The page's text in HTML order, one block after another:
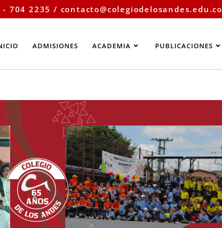
- 704 2235 / contacto@colegiodelosandes.edu.co
ADMISIONES ACADEMIA PUBLICACIONES